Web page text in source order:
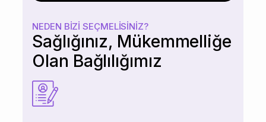
NEDEN BIZI SEÇMELISINIZ?
Sağlığınız, Mükemmelliğe
Olan Bağlılığımız